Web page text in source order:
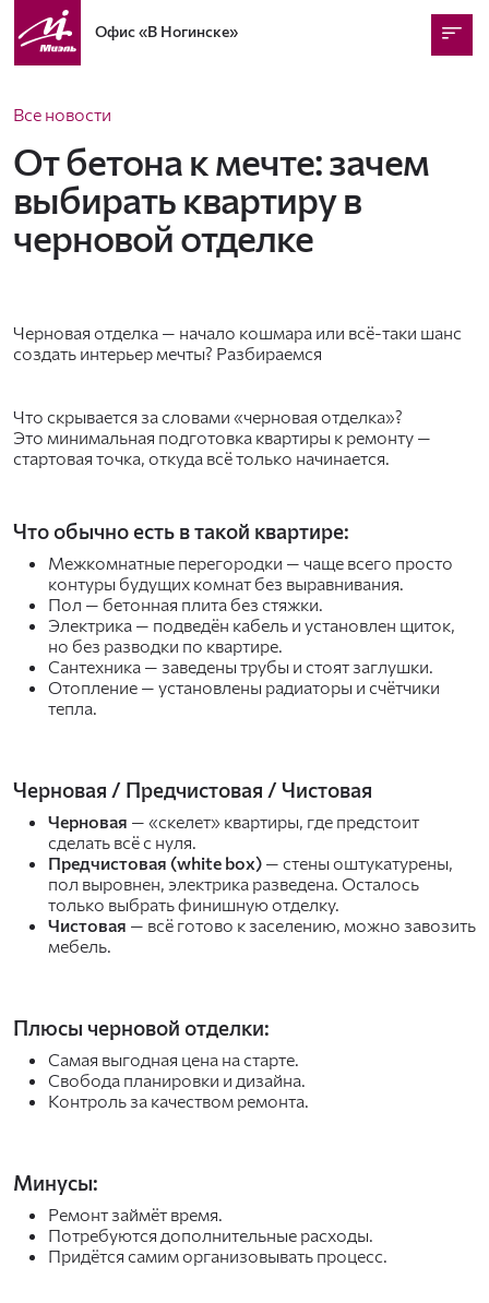
Офис«В Ногинске»
Все новости
От бетона к мечте: зачем
выбирать квартиру в
черновой отделке
Черновая отделка — начало кошмара или всё-таки шанс
создать интерьер мечты? Разбираемся
Что скрывается за словами «черновая отделка»?
Это минимальная подготовка квартиры к ремонту —
стартовая точка, откуда всё только начинается.
Что обычно есть в такой квартире:
Межкомнатные перегородки — чаще всего просто
контуры будущих комнат без выравнивания.
Пол — бетонная плита без стяжки.
Электрика — подведён кабель и установлен щиток,
но без разводки по квартире.
Сантехника — заведены трубы и стоят заглушки.
Отопление — установлены радиаторы и счётчики
тепла.
Черновая / Предчистовая / Чистовая
Черновая — «скелет» квартиры, где предстоит
сделать всё с нуля.
Предчистовая (white box) — стены оштукатурены,
пол выровнен, электрика разведена. Осталось
только выбрать финишную отделку.
Чистовая — всё готово к заселению, можно завозить
мебель.
Плюсы черновой отделки:
Самая выгодная цена на старте.
Свобода планировки и дизайна.
Контроль за качеством ремонта.
Минусы:
Ремонт займёт время.
Потребуются дополнительные расходы.
Придётся самим организовывать процесс.